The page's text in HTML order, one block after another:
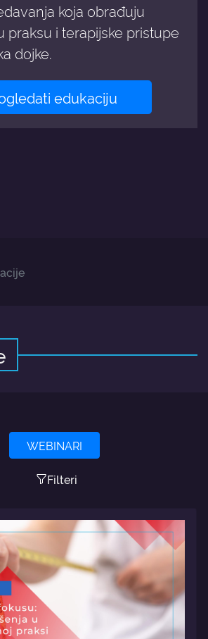
koja obrađuju
praksu i terapijske pristupe
dojke.
edukaciju
WEBINARI
Filteri